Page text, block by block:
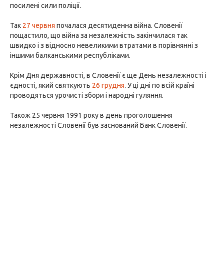
посилені сили поліції.
Так 27 червня почалася десятиденна війна. Словенії
пощастило, що війна за незалежність закінчилася так
швидко і з відносно невеликими втратами в порівнянні з
іншими балканськими республіками.
Крім Дня державності, в Словенії є ще День незалежності і
єдності, який святкують 26 грудня. У ці дні по всій країні
проводяться урочисті збори і народні гуляння.
Також 25 червня 1991 року в день проголошення
незалежності Словенії був заснований Банк Словенії.